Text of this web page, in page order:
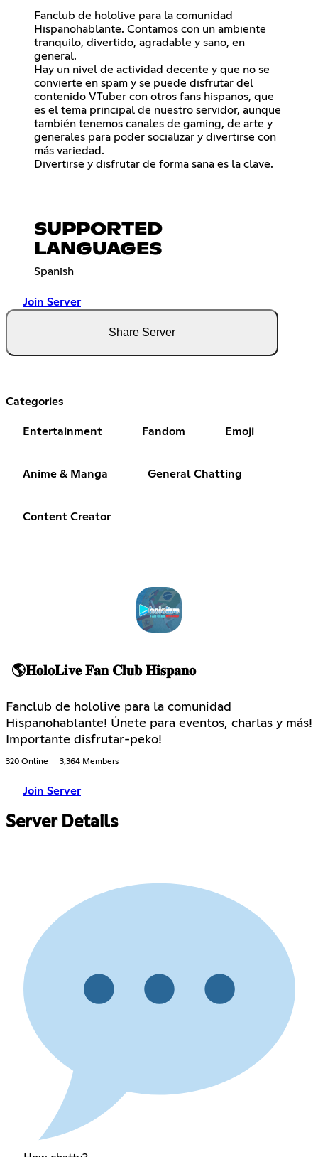
Fanclub de hololive para la comunidad
Hispanohablante. Contamos con un ambiente
tranquilo, divertido, agradable y sano, en
general.
Hay un nivel de actividad decente y que no se
convierte en spam y se puede disfrutar del
contenido VTuber con otros fans hispanos, que
es el tema principal de nuestro servidor, aunque
también tenemos canales de gaming, de arte y
generales para poder socializar y divertirse con
más variedad.
Divertirse y disfrutar de forma sana es la clave.
SUPPORTED
LANGUAGES
Spanish
Join Server
Share Server
Categories
Entertainment Fandom Emoji
Anime & Manga General Chatting
Content Creator
🌎𝐇𝐨𝐥𝐨𝐋𝐢𝐯𝐞 𝐅𝐚𝐧 𝐂𝐥𝐮𝐛 𝐇𝐢𝐬𝐩𝐚𝐧𝐨
Fanclub de hololive para la comunidad
Hispanohablante! Únete para eventos, charlas y más!
Importante disfrutar-peko!
320 Online 3,364 Members
Join Server
Server Details